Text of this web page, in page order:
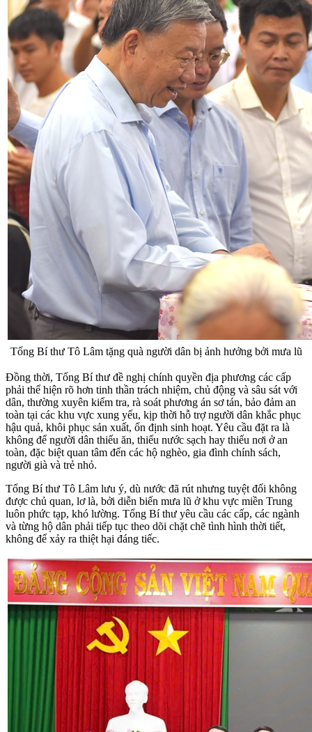
Tổng Bí thư Tô Lâm tặng quà người dân bị ảnh hưởng bởi mưa lũ
Đồng thời, Tổng Bí thư đề nghị chính quyền địa phương các cấp
phải thể hiện rõ hơn tinh thần trách nhiệm, chủ động và sâu sát với
dân, thường xuyên kiểm tra, rà soát phương án sơ tán, bảo đảm an
toàn tại các khu vực xung yếu, kịp thời hỗ trợ người dân khắc phục
hậu quả, khôi phục sản xuất, ổn định sinh hoạt. Yêu cầu đặt ra là
không để người dân thiếu ăn, thiếu nước sạch hay thiếu nơi ở an
toàn, đặc biệt quan tâm đến các hộ nghèo, gia đình chính sách,
người già và trẻ nhỏ.
Tổng Bí thư Tô Lâm lưu ý, dù nước đã rút nhưng tuyệt đối không
được chủ quan, lơ là, bởi diễn biến mưa lũ ở khu vực miền Trung
luôn phức tạp, khó lường. Tổng Bí thư yêu cầu các cấp, các ngành
và từng hộ dân phải tiếp tục theo dõi chặt chẽ tình hình thời tiết,
không để xảy ra thiệt hại đáng tiếc.